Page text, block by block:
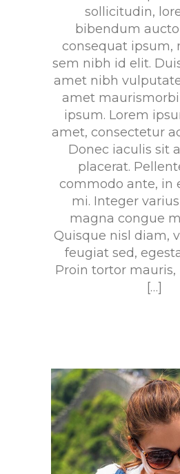
sollicitudin,
bibendum
consequat ipsum,
sem nibh id elit.
amet nibh
amet
ipsum. Lorem
amet, consectetur
Donec iaculis sit
placerat.
commodo ante, in
mi. Integer
magna congue
Quisque nisl diam,
feugiat sed,
Proin tortor mauris,
[…]